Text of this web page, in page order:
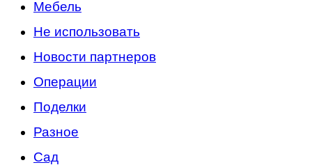
Мебель
Не использовать
Новости партнеров
Операции
Поделки
Разное
Сад